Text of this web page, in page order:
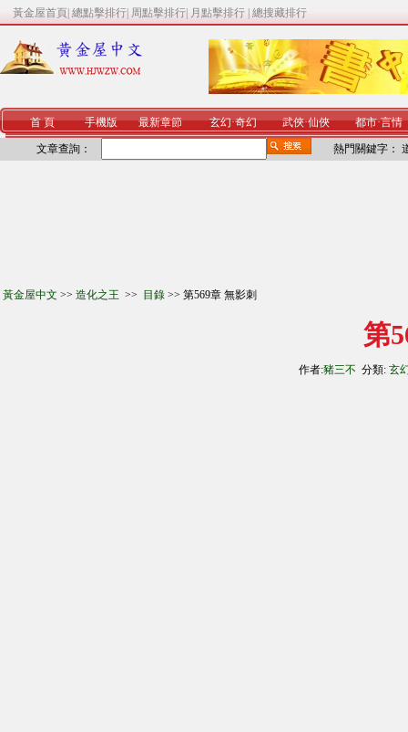
黃金屋首頁 總點擊排行 周點擊排行 月點擊排行 總搜藏排行
首 頁 手機版 最新章節 玄幻·奇幻 武俠·仙俠 都市·言情
文章查詢： 熱門關鍵字：
黃金屋中文 >> 造化之王 >> 目錄 >> 第569章 無影刺
第
作者:豬三不 分類: 玄